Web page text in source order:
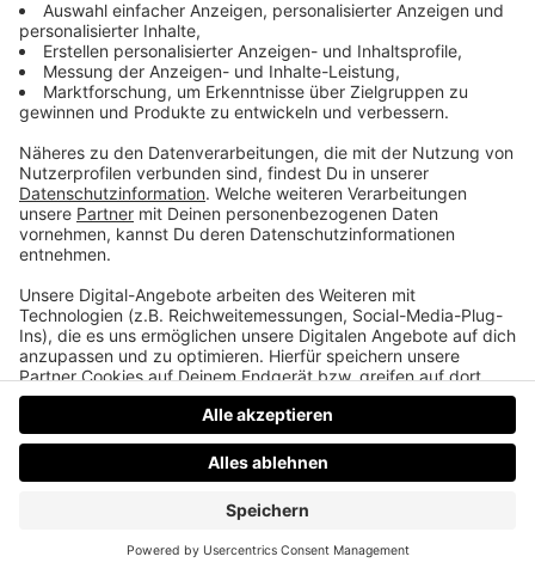
The Hack
True Crime aus England: Riesenabhörskandal in den
0er Jahren als ein Boulevardplatz durch das illegale
Abhören von Mailboxen zu brisanten Informationen
gekommen ist .
DatenschutzImpressumAGBsJobsKontaktWerben